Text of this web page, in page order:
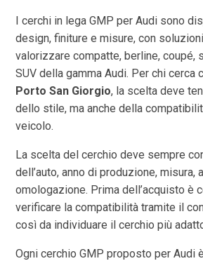
I cerchi in lega GMP per Audi sono
design, finiture e misure, con
valorizzare compatte, berline, coupé,
SUV della gamma Audi. Per chi cerca
Porto San Giorgio, la scelta deve
dello stile, ma anche della
veicolo.
La scelta del cerchio deve sempre
dell’auto, anno di produzione, misura,
omologazione. Prima dell’acquisto è
verificare la compatibilità tramite il
così da individuare il cerchio più
Ogni cerchio GMP proposto per Audi